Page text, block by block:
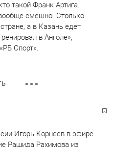
такой Франк Артига.
смешно. Столько
а в Казань едет
в Анголе», —
Спорт».
Игорь Корнеев в эфире
Рашида Рахимова из